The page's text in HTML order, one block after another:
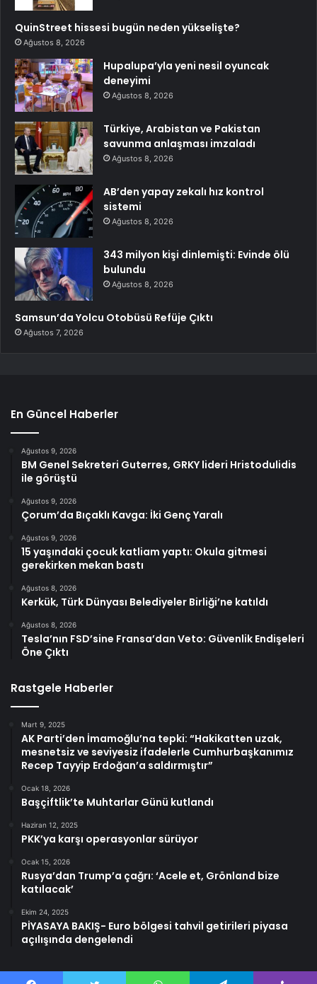
QuinStreet hissesi bugün neden yükselişte?
Ağustos 8, 2026
Hupalupa’yla yeni nesil oyuncak
deneyimi
Ağustos 8, 2026
Türkiye, Arabistan ve Pakistan
savunma anlaşması imzaladı
Ağustos 8, 2026
AB’den yapay zekalı hız kontrol
sistemi
Ağustos 8, 2026
343 milyon kişi dinlemişti: Evinde ölü
bulundu
Ağustos 8, 2026
Samsun’da Yolcu Otobüsü Refüje Çıktı
Ağustos 7, 2026
En Güncel Haberler
Ağustos 9, 2026
BM Genel Sekreteri Guterres, GRKY lideri Hristodulidis
ile görüştü
Ağustos 9, 2026
Çorum’da Bıçaklı Kavga: İki Genç Yaralı
Ağustos 9, 2026
15 yaşındaki çocuk katliam yaptı: Okula gitmesi
gerekirken mekan bastı
Ağustos 8, 2026
Kerkük, Türk Dünyası Belediyeler Birliği’ne katıldı
Ağustos 8, 2026
Tesla’nın FSD’sine Fransa’dan Veto: Güvenlik Endişeleri
Öne Çıktı
Rastgele Haberler
Mart 9, 2025
AK Parti’den İmamoğlu’na tepki: “Hakikatten uzak,
mesnetsiz ve seviyesiz ifadelerle Cumhurbaşkanımız
Recep Tayyip Erdoğan’a saldırmıştır”
Ocak 18, 2026
Başçiftlik’te Muhtarlar Günü kutlandı
Haziran 12, 2025
PKK’ya karşı operasyonlar sürüyor
Ocak 15, 2026
Rusya’dan Trump’a çağrı: ‘Acele et, Grönland bize
katılacak’
Ekim 24, 2025
PİYASAYA BAKIŞ- Euro bölgesi tahvil getirileri piyasa
açılışında dengelendi